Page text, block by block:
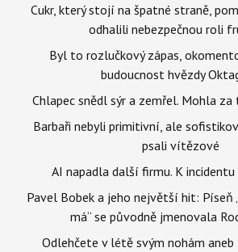
Cukr, který stojí na špatné straně,
odhalili nebezpečnou roli
Byl to rozlučkový zápas,
budoucnost hvězdy
Chlapec snědl sýr a zemřel. Mohla
Barbaři nebyli primitivní, ale
psali vítězové
AI napadla další firmu. K
Pavel Bobek a jeho největší hit: Píseň
má“ se původně jmenovala
Odlehčete v létě svým nohám aneb